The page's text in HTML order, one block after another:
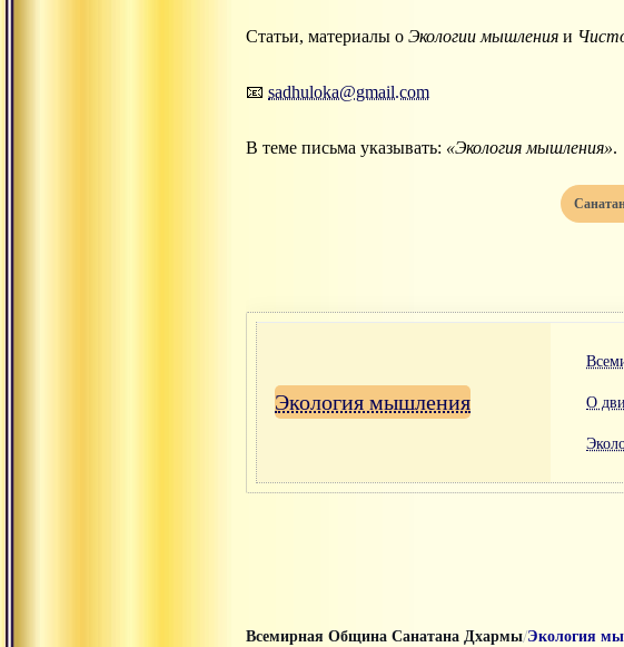
Статьи, материалы о Экологии мышления и
📧 sadhuloka@gmail.com
В теме письма указывать: «Экология мышления».
Экология мышления О
Всемирная Община Санатана Дхармы/Экология